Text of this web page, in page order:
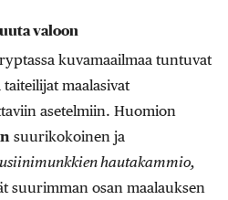
valoon
kuvamaailmaa tuntuvat
maalasivat
asetelmiin. Huomion
suurikokoinen ja
hautakammio,
suurimman osan maalauksen